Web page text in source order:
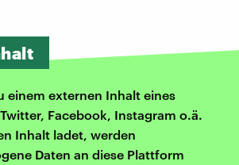
einem externen Inhalt eines
Facebook, Instagram o.ä.
Inhalt ladet, werden
Daten an diese Plattform